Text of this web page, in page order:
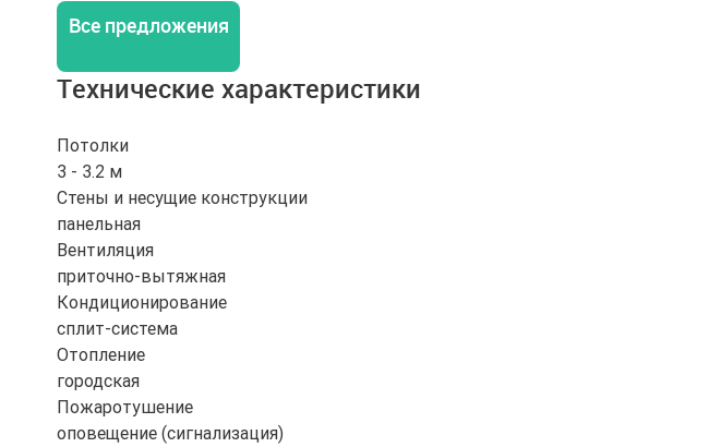
Все предложения
Технические характеристики
Потолки
3 - 3.2 м
Стены и несущие конструкции
панельная
Вентиляция
приточно-вытяжная
Кондиционирование
сплит-система
Отопление
городская
Пожаротушение
оповещение (сигнализация)